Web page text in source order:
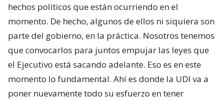
hechos políticos que están ocurriendo en el
momento. De hecho, algunos de ellos ni siquiera son
parte del gobierno, en la práctica. Nosotros tenemos
que convocarlos para juntos empujar las leyes que
el Ejecutivo está sacando adelante. Eso es en este
momento lo fundamental. Ahí es donde la UDI va a
poner nuevamente todo su esfuerzo en tener